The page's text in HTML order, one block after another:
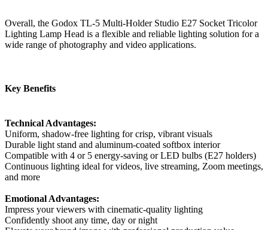
Overall, the Godox TL-5 Multi-Holder Studio E27 Socket Tricolor
Lighting Lamp Head is a flexible and reliable lighting solution for a
wide range of photography and video applications.
Key Benefits
Technical Advantages:
Uniform, shadow-free lighting for crisp, vibrant visuals
Durable light stand and aluminum-coated softbox interior
Compatible with 4 or 5 energy-saving or LED bulbs (E27 holders)
Continuous lighting ideal for videos, live streaming, Zoom meetings,
and more
Emotional Advantages:
Impress your viewers with cinematic-quality lighting
Confidently shoot any time, day or night